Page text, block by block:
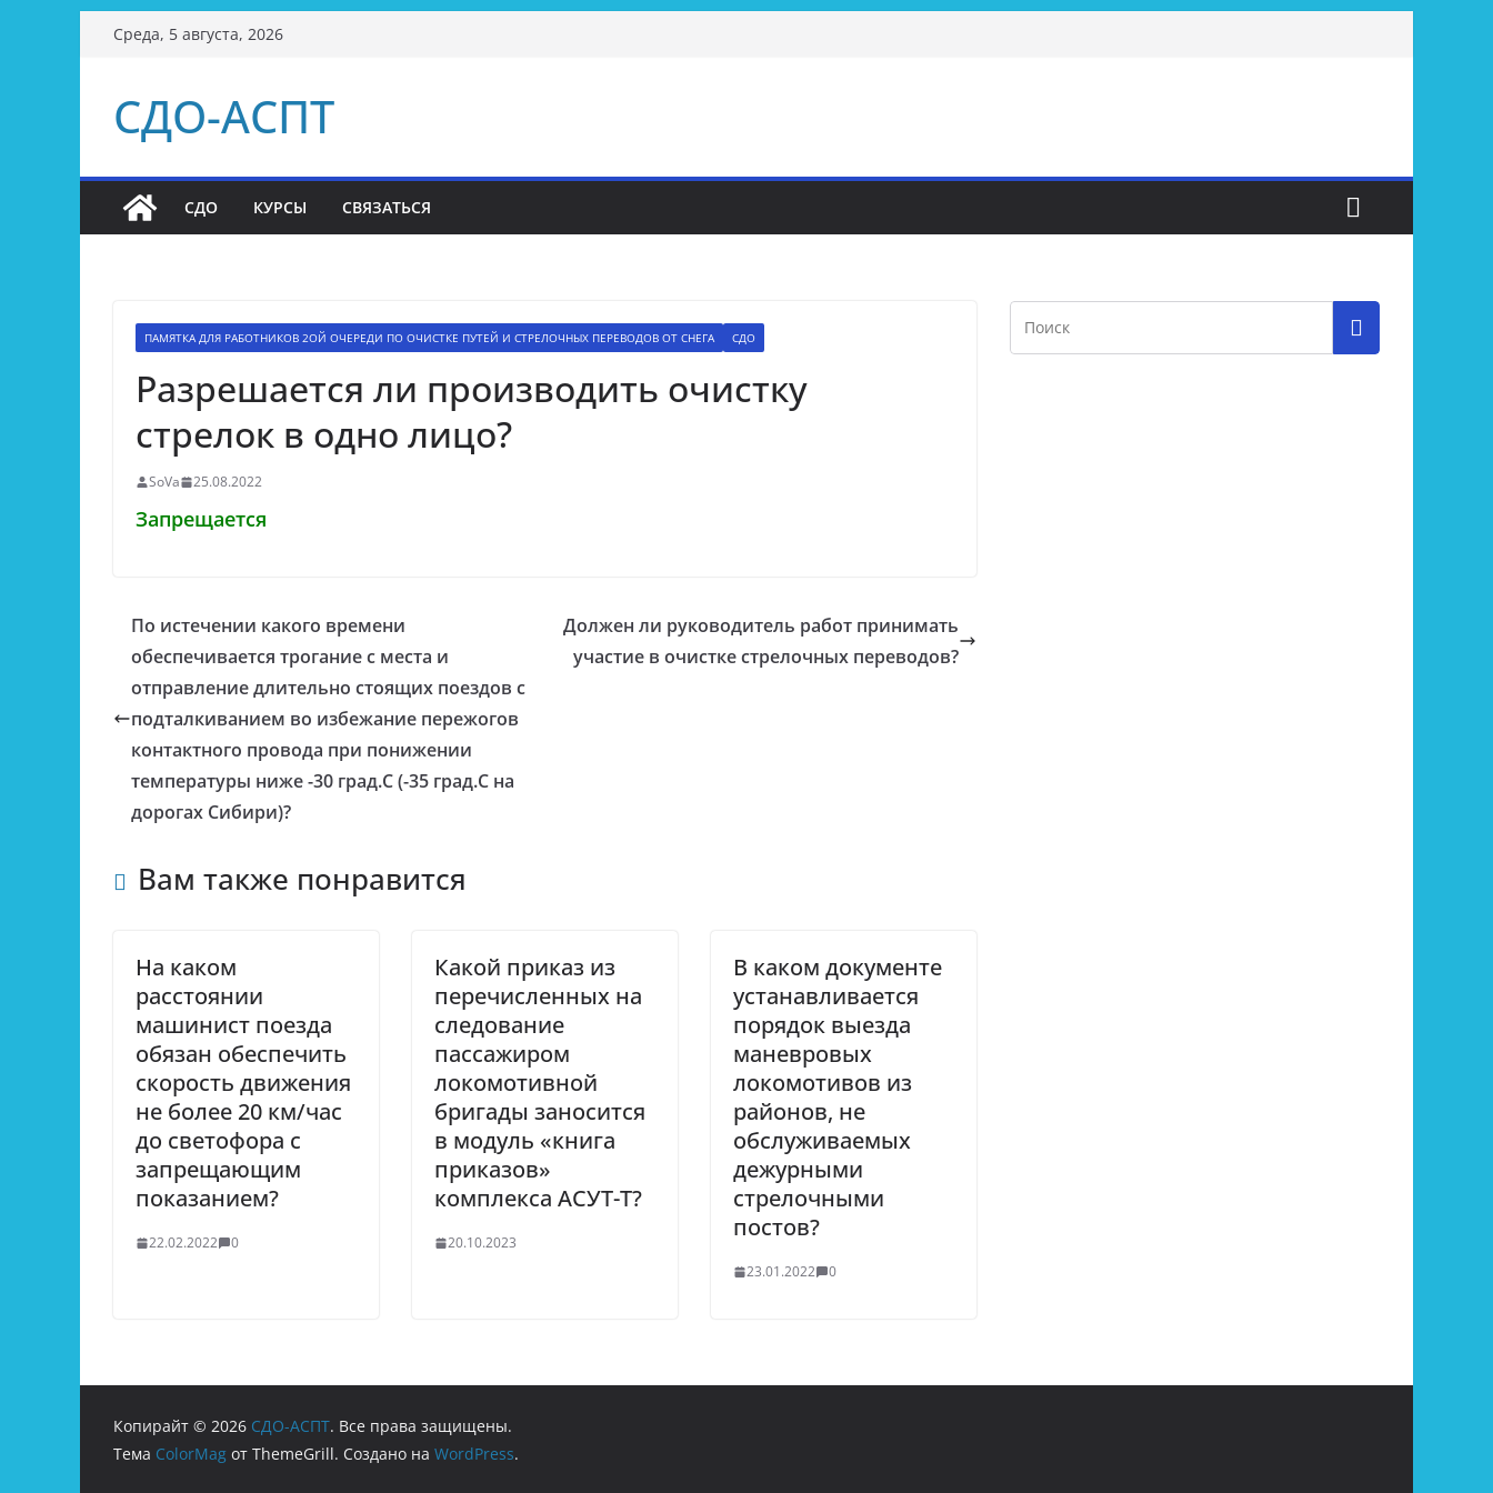
Перейти
Среда, 5 августа, 2026
СДО-АСПТ
СДО КУРСЫ СВЯЗАТЬСЯ
ПАМЯТКА ДЛЯ РАБОТНИКОВ 2ОЙ ОЧЕРЕДИ ПО ОЧИСТКЕ ПУТЕЙ И СТРЕЛОЧНЫХ ПЕРЕВОДОВ ОТ СНЕГА СДО
Разрешается ли производить очистку
стрелок в одно лицо?
SoVa 25.08.2022
Запрещается
По истечении какого времени
обеспечивается трогание с места и
отправление длительно стоящих поездов с
подталкиванием во избежание пережогов
контактного провода при понижении
температуры ниже -30 град.С (-35 град.С на
дорогах Сибири)?
Должен ли руководитель работ принимать
участие в очистке стрелочных переводов?
Вам также понравится
На каком
расстоянии
машинист поезда
обязан обеспечить
скорость движения
не более 20 км/час
до светофора с
запрещающим
показанием?
22.02.2022 0
Какой приказ из
перечисленных на
следование
пассажиром
локомотивной
бригады заносится
в модуль «книга
приказов»
комплекса АСУТ-Т?
20.10.2023
В каком документе
устанавливается
порядок выезда
маневровых
локомотивов из
районов, не
обслуживаемых
дежурными
стрелочными
постов?
23.01.2022 0
Копирайт © 2026 СДО-АСПТ. Все права защищены.
Тема ColorMag от ThemeGrill. Создано на WordPress.